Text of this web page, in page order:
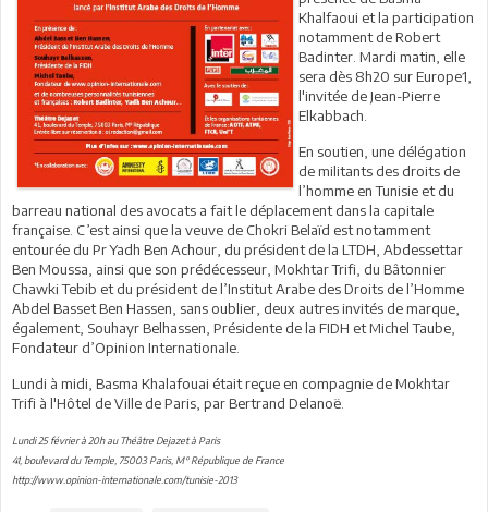
Khalfaoui et la participation
notamment de Robert
Badinter. Mardi matin, elle
sera dès 8h20 sur Europe1,
l'invitée de Jean-Pierre
Elkabbach.
En soutien, une délégation
de militants des droits de
l’homme en Tunisie et du
barreau national des avocats a fait le déplacement dans la capitale
française. C’est ainsi que la veuve de Chokri Belaïd est notamment
entourée du Pr Yadh Ben Achour, du président de la LTDH, Abdessettar
Ben Moussa, ainsi que son prédécesseur, Mokhtar Trifi, du Bâtonnier
Chawki Tebib et du président de l’Institut Arabe des Droits de l’Homme
Abdel Basset Ben Hassen, sans oublier, deux autres invités de marque,
également, Souhayr Belhassen, Présidente de la FIDH et Michel Taube,
Fondateur d’Opinion Internationale.
Lundi à midi, Basma Khalafouai était reçue en compagnie de Mokhtar
Trifi à l'Hôtel de Ville de Paris, par Bertrand Delanoë.
Lundi 25 février à 20h au Théâtre Dejazet à Paris
41, boulevard du Temple, 75003 Paris, M° République de France
http://www.opinion-internationale.com/tunisie-2013